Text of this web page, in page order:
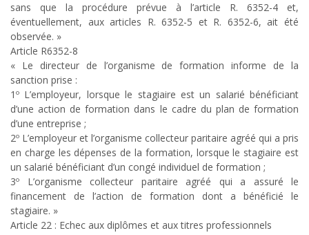
sans que la procédure prévue à l’article R. 6352-4 et,
éventuellement, aux articles R. 6352-5 et R. 6352-6, ait été
observée. »
Article R6352-8
« Le directeur de l’organisme de formation informe de la
sanction prise :
1º L’employeur, lorsque le stagiaire est un salarié bénéficiant
d’une action de formation dans le cadre du plan de formation
d’une entreprise ;
2º L’employeur et l’organisme collecteur paritaire agréé qui a pris
en charge les dépenses de la formation, lorsque le stagiaire est
un salarié bénéficiant d’un congé individuel de formation ;
3º L’organisme collecteur paritaire agréé qui a assuré le
financement de l’action de formation dont a bénéficié le
stagiaire. »
Article 22 : Echec aux diplômes et aux titres professionnels